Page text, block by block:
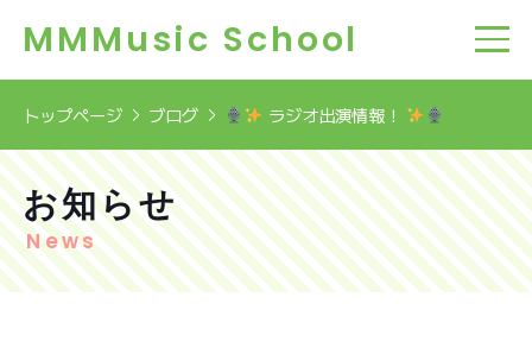
MMMusic School
トップページ ブログ ラジオ出演情報！
お知らせ
News